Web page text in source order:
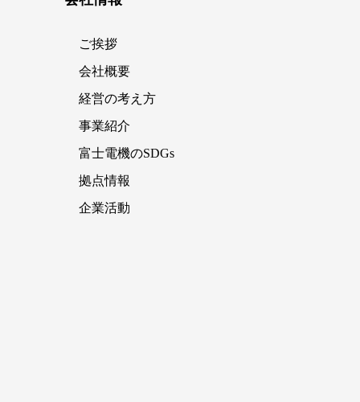
ご挨拶
会社概要
経営の考え方
事業紹介
富士電機のSDGs
拠点情報
企業活動